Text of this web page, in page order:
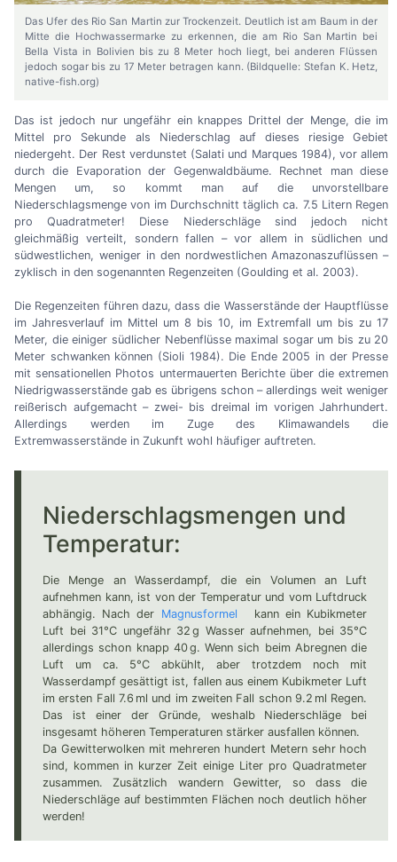
Das Ufer des Rio San Martin zur Trockenzeit. Deutlich ist am Baum in der
Mitte die Hochwassermarke zu erkennen, die am Rio San Martin bei
Bella Vista in Bolivien bis zu 8 Meter hoch liegt, bei anderen Flüssen
jedoch sogar bis zu 17 Meter betragen kann. (Bildquelle: Stefan K. Hetz,
native-fish.org)
Das ist jedoch nur ungefähr ein knappes Drittel der Menge, die im
Mittel pro Sekunde als Niederschlag auf dieses riesige Gebiet
niedergeht. Der Rest verdunstet (Salati und Marques 1984), vor allem
durch die Evaporation der Gegenwaldbäume. Rechnet man diese
Mengen um, so kommt man auf die unvorstellbare
Niederschlagsmenge von im Durchschnitt täglich ca. 7.5 Litern Regen
pro Quadratmeter! Diese Niederschläge sind jedoch nicht
gleichmäßig verteilt, sondern fallen –vor allem in südlichen und
südwestlichen, weniger in den nordwestlichen Amazonaszuflüssen–
zyklisch in den sogenannten Regenzeiten (Goulding et al. 2003).
Die Regenzeiten führen dazu, dass die Wasserstände der Hauptflüsse
im Jahresverlauf im Mittel um 8 bis 10, im Extremfall um bis zu 17
Meter, die einiger südlicher Nebenflüsse maximal sogar um bis zu 20
Meter schwanken können (Sioli 1984). Die Ende 2005 in der Presse
mit sensationellen Photos untermauerten Berichte über die extremen
Niedrigwasserstände gab es übrigens schon–allerdings weit weniger
reißerisch aufgemacht–zwei- bis dreimal im vorigen Jahrhundert.
Allerdings werden im Zuge des Klimawandels die
Extremwasserstände in Zukunft wohl häufiger auftreten.
Niederschlagsmengen und
Temperatur:
Die Menge an Wasserdampf, die ein Volumen an Luft
aufnehmen kann, ist von der Temperatur und vom Luftdruck
abhängig. Nach der Magnusformel
kann ein Kubikmeter
Luft bei 31°C ungefähr 32 g Wasser aufnehmen, bei 35°C
allerdings schon knapp 40 g. Wenn sich beim Abregnen die
Luft um ca. 5°C abkühlt, aber trotzdem noch mit
Wasserdampf gesättigt ist, fallen aus einem Kubikmeter Luft
im ersten Fall 7.6 ml und im zweiten Fall schon 9.2 ml Regen.
Das ist einer der Gründe, weshalb Niederschläge bei
insgesamt höheren Temperaturen stärker ausfallen können.
Da Gewitterwolken mit mehreren hundert Metern sehr hoch
sind, kommen in kurzer Zeit einige Liter pro Quadratmeter
zusammen. Zusätzlich wandern Gewitter, so dass die
Niederschläge auf bestimmten Flächen noch deutlich höher
werden!